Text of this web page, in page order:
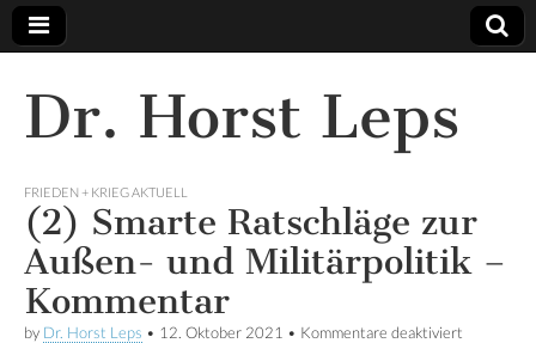
Dr. Horst Leps
FRIEDEN + KRIEG AKTUELL
(2) Smarte Ratschläge zur
Außen- und Militärpolitik –
Kommentar
by Dr. Horst Leps • 12. Oktober 2021 • Kommentare deaktiviert